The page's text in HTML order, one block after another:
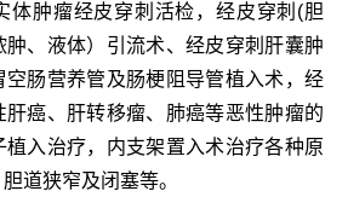
体肿瘤经皮穿刺活检，经皮穿刺(胆
、液体）引流术、经皮穿刺肝囊肿
空肠营养管及肠梗阻导管植入术，经
肝癌、肝转移瘤、肺癌等恶性肿瘤的
入治疗，内支架置入术治疗各种原
道狭窄及闭塞等。